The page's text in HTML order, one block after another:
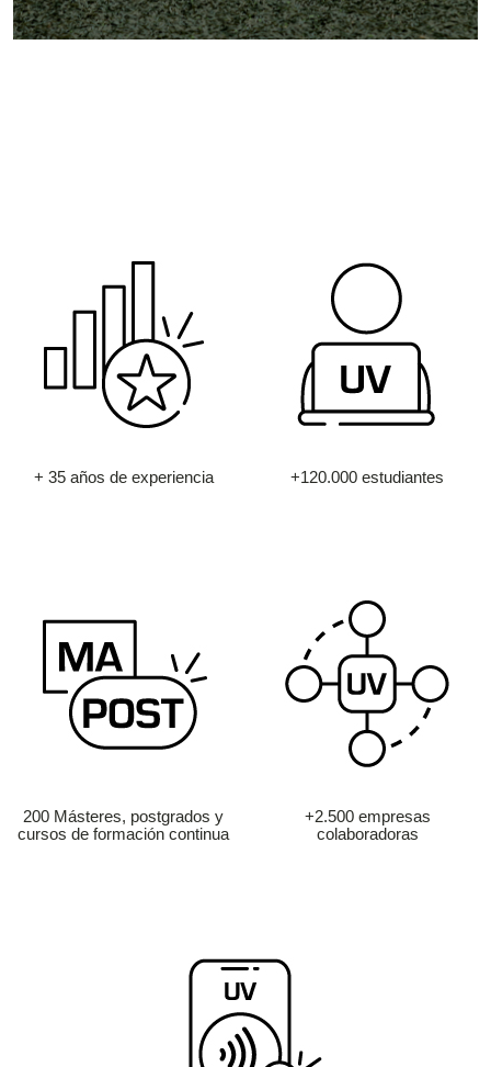
+ 35 años de experiencia +120.000 estudiantes
200 Másteres, postgrados y
cursos de formación continua
+2.500 empresas
colaboradoras